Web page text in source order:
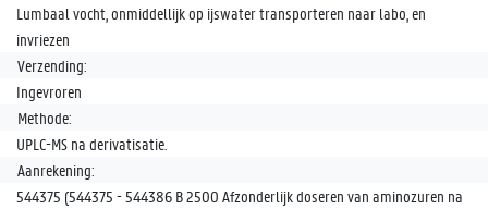
Lumbaal vocht, onmiddellijk op ijswater transporteren naar labo, en
invriezen
Verzending:
Ingevroren
Methode:
UPLC-MS na derivatisatie.
Aanrekening:
544375 (544375 - 544386 B 2500 Afzonderlijk doseren van aminozuren na